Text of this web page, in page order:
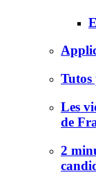
Tutos
Les
de
2